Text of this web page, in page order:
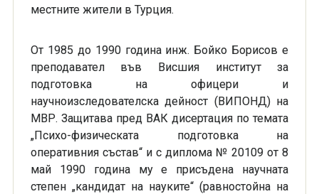
местните жители в Турция.
От 1985 до 1990 година инж. Бойко Борисов е
преподавател във Висшия институт за
подготовка на офицери и
научноизследователска дейност (ВИПОНД) на
МВР. Защитава пред ВАК дисертация по темата
„Психо-физическата подготовка на
оперативния състав“ и с диплома № 20109 от 8
май 1990 година му е присъдена научната
степен „кандидат на науките“ (равностойна на